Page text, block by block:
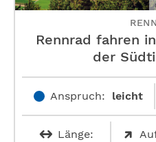
Rennrad fahren
der
Anspruch: leicht
Länge: